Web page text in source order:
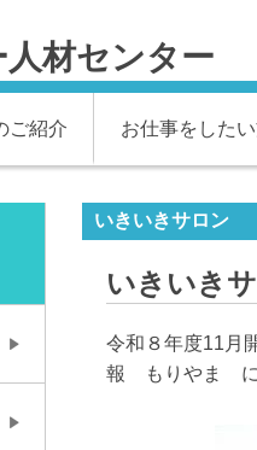
材センター
ご紹介 お仕事をした
いきいきサロン
いきいき
令和８年度11月
報 もりやま に